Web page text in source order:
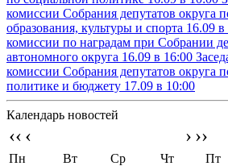
комиссии Собрания депутатов округа
образования, культуры и спорта 16.09 в
комиссии по наградам при Собрании
автономного округа 16.09 в 16:00
комиссии Собрания депутатов округа
политике и бюджету 17.09 в 10:00
Календарь новостей
‹‹ ‹ › ››
Пн Вт Ср Чт Пт